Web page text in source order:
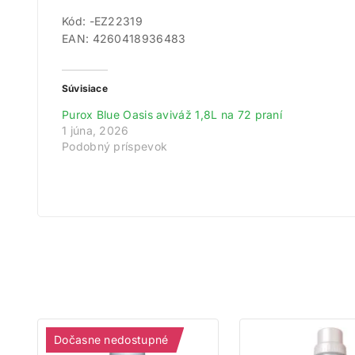
Kód: -EZ22319
EAN: 4260418936483
Súvisiace
Purox Blue Oasis aviváž 1,8L na 72 praní
1 júna, 2026
Podobný príspevok
Dočasne nedostupné